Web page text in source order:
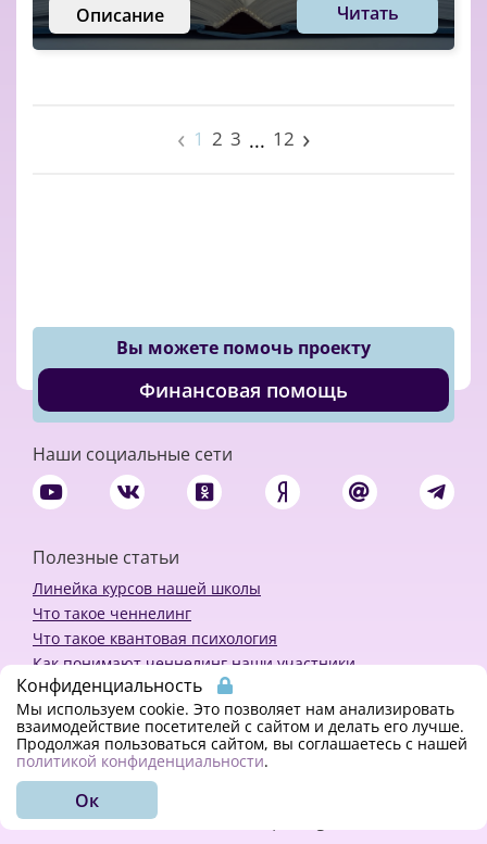
Описание Читать
‹ 1 2 3 ... 12 ›
Вы можете помочь проекту
Финансовая помощь
Наши социальные сети
Полезные статьи
Линейка курсов нашей школы
Что такое ченнелинг
Что такое квантовая психология
Как понимают ченнелинг наши участники
Политика конфиденциальности
Закажи ченнелинг
© 2018 - 2023 Kvreal2018 | All rights reserved.
Конфиденциальность
Мы используем cookie. Это позволяет нам анализировать
взаимодействие посетителей с сайтом и делать его лучше.
Продолжая пользоваться сайтом, вы соглашаетесь с нашей
политикой конфиденциальности.
Ок